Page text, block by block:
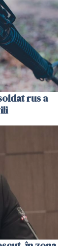
rus a